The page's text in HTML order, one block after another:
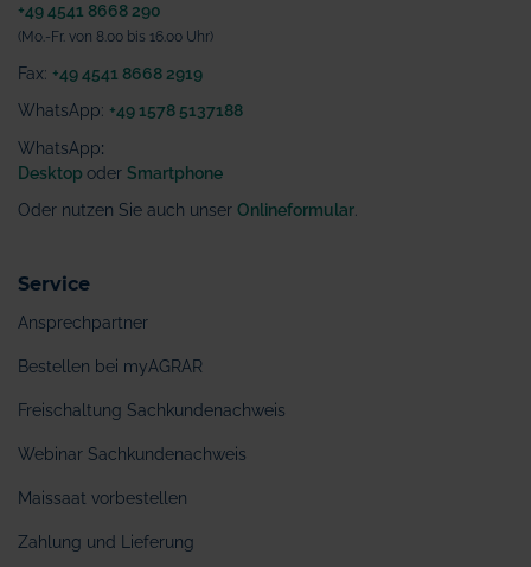
+49 4541 8668 290
(Mo.-Fr. von 8.00 bis 16.00 Uhr)
Fax: +49 4541 8668 2919
WhatsApp: +49 1578 5137188
WhatsApp:
Desktop oder Smartphone
Oder nutzen Sie auch unser Onlineformular
Service
Ansprechpartner
Bestellen bei myAGRAR
Freischaltung Sachkundenachweis
Webinar Sachkundenachweis
Maissaat vorbestellen
Zahlung und Lieferung